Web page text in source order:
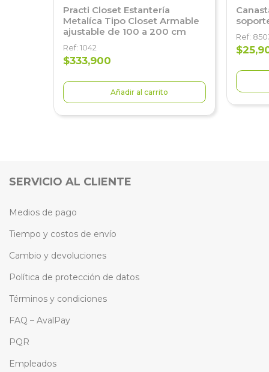
Practi Closet Estantería
Metalíca Tipo Closet Armable
ajustable de 100 a 200 cm
Ref: 1042
$333,900
Añadir al carrito
Ref:
SERVICIO AL CLIENTE
Medios de pago
Tiempo y costos de envío
Cambio y devoluciones
Política de protección de datos
Términos y condiciones
FAQ – AvalPay
PQR
Empleados